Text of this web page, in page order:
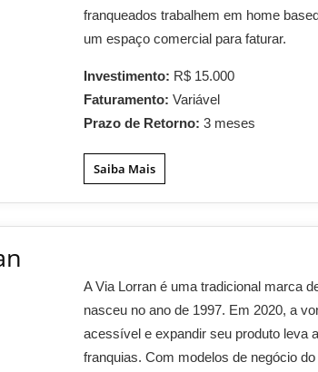
franqueados trabalhem em home
um espaço comercial para faturar.
Investimento: R$ 15.000
Faturamento:Variável
Prazo de Retorno:3 meses
Saiba Mais
A Via Lorran é uma tradicional marca
nasceu no ano de 1997. Em 2020, a
acessível e expandir seu produto leva
franquias. Com modelos de negócio